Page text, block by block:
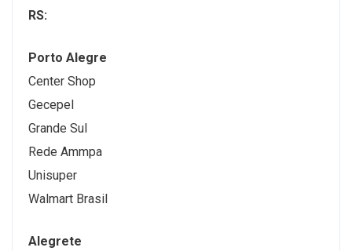
RS:
Porto Alegre
Center Shop
Gecepel
Grande Sul
Rede Ammpa
Unisuper
Walmart Brasil
Alegrete